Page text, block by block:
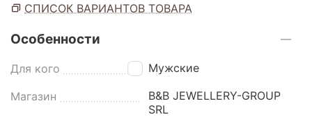
СПИСОК ВАРИАНТОВ ТОВАРА
Особенности
Для кого Мужские
Магазин
B&B JEWELLERY-GROUP
SRL